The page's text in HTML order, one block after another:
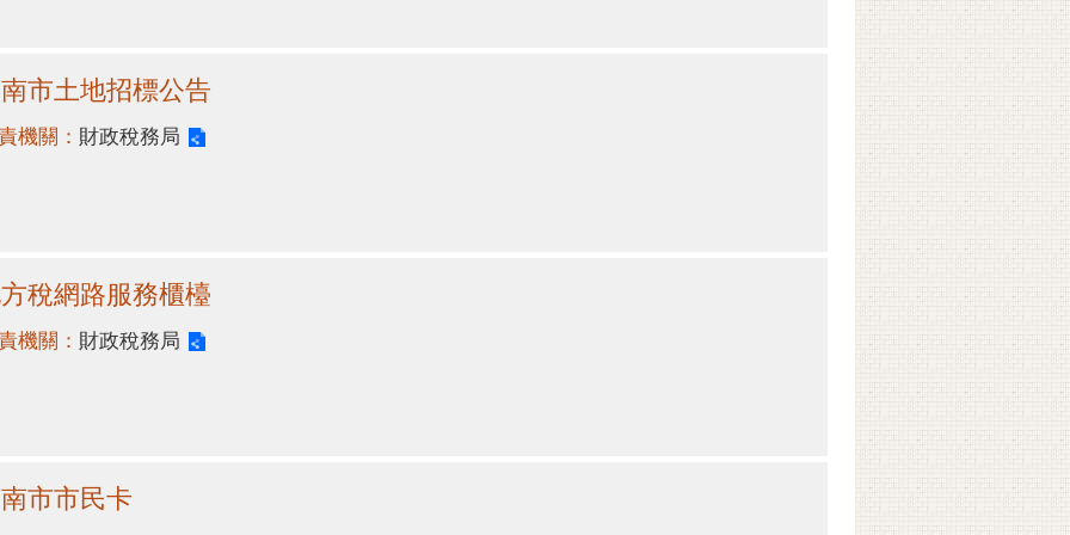
市土地招標公告
機關： 財政稅務局
稅網路服務櫃檯
機關： 財政稅務局
市市民卡